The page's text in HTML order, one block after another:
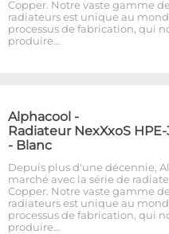
Copper. Notre vaste gamme
radiateurs est unique au
processus de fabrication, qui
produire…
Alphacool -
Radiateur NexXxoS
- Blanc
Depuis plus d'une décennie,
marché avec la série de
Copper. Notre vaste gamme
radiateurs est unique au
processus de fabrication, qui
produire…